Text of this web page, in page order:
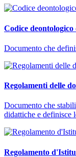
Codice deontologico
Documento che
Regolamenti delle
Documento che
didattiche e definisce
Regolamento